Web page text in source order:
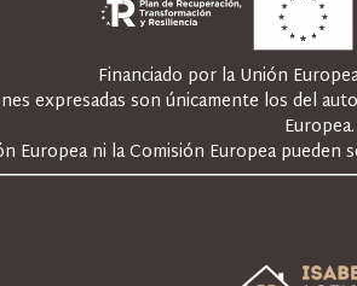
Financiado por la Unión
expresadas son únicamente los del
Europea.
Europea ni la Comisión Europea pueden